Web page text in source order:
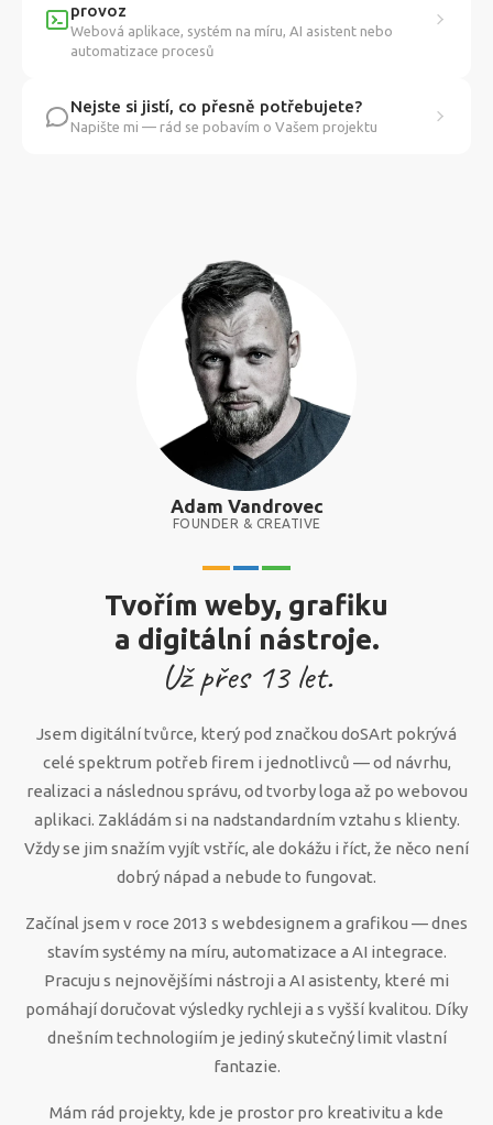
provoz
Webová aplikace, systém na míru, AI asistent nebo
automatizace procesů
Nejste si jistí, co přesně potřebujete?
Napište mi — rád se pobavím o Vašem projektu
Adam Vandrovec
FOUNDER & CREATIVE
Tvořím weby, grafiku
a digitální nástroje.
Už přes 13let.
Jsem digitální tvůrce, který pod značkou doSArt pokrývá
celé spektrum potřeb firem i jednotlivců — od návrhu,
realizaci a následnou správu, od tvorby loga až po webovou
aplikaci. Zakládám si na nadstandardním vztahu s klienty.
Vždy se jim snažím vyjít vstříc, ale dokážu i říct, že něco není
dobrý nápad a nebude to fungovat.
Začínal jsem v roce 2013 s webdesignem a grafikou — dnes
stavím systémy na míru, automatizace a AI integrace.
Pracuju s nejnovějšími nástroji a AI asistenty, které mi
pomáhají doručovat výsledky rychleji a s vyšší kvalitou. Díky
dnešním technologiím je jediný skutečný limit vlastní
fantazie.
Mám rád projekty, kde je prostor pro kreativitu a kde